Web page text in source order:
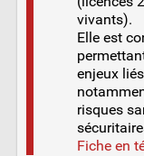
vivants).
Elle est
enjeux
risques
Fiche en